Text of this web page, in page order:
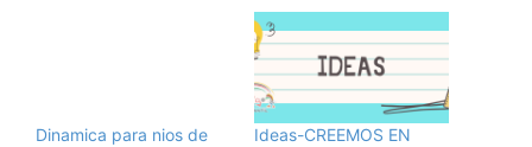
Dinamica para nios de
Ideas-CREEMOS EN